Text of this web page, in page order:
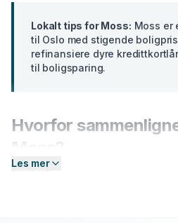
Lokalt tips forMoss: Moss er
til Oslo med stigende
refinansiere dyre
til boligsparing.
Hvorfor
Banker i
Les mer